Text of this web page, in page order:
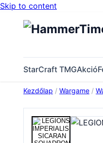
Skip to content
StarCraft TMGAkció
Kezdőlap / Wargame /